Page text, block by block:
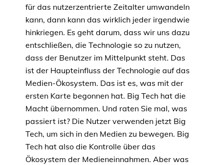
für das nutzerzentrierte Zeitalter umwandeln
kann, dann kann das wirklich jeder irgendwie
hinkriegen. Es geht darum, dass wir uns dazu
entschließen, die Technologie so zu nutzen,
dass der Benutzer im Mittelpunkt steht. Das
ist der Haupteinfluss der Technologie auf das
Medien-Ökosystem. Das ist es, was mit der
ersten Karte begonnen hat. Big Tech hat die
Macht übernommen. Und raten Sie mal, was
passiert ist? Die Nutzer verwenden jetzt Big
Tech, um sich in den Medien zu bewegen. Big
Tech hat also die Kontrolle über das
Ökosystem der Medieneinnahmen. Aber was